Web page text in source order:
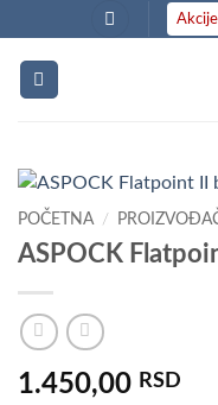
to
content
Akcije
POČETNA /
ASPOCK
1.450,00 RSD